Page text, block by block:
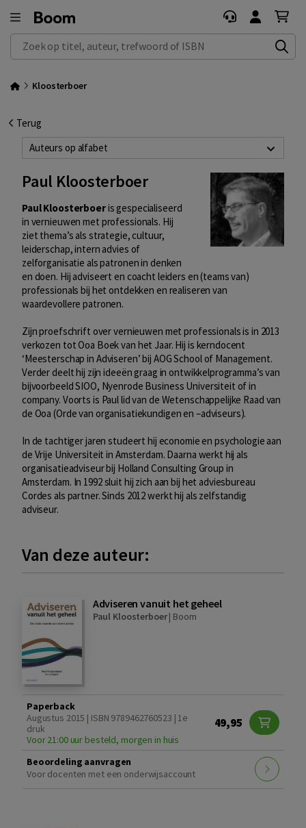
Zoek op titel, auteur, trefwoord of ISBN
Kloosterboer
Terug
Auteurs op alfabet
Paul Kloosterboer
Paul Kloosterboeris gespecialiseerd
in vernieuwen met professionals. Hij
ziet thema’s als strategie, cultuur,
leiderschap, intern advies of
zelforganisatie als patronen in denken
en doen. Hij adviseert en coacht leiders en (teams van)
professionals bij het ontdekken en realiseren van
waardevollere patronen.
Zijn proefschrift over vernieuwen met professionals is in 2013
verkozen tot Ooa Boek van het Jaar. Hij is kerndocent
‘Meesterschap in Adviseren’ bij AOG School of Management.
Verder deelt hij zijn ideeën graag in ontwikkelprogramma’s van
bijvoorbeeld SIOO, Nyenrode Business Universiteit of in
company. Voorts is Paul lid van de Wetenschappelijke Raad van
de Ooa (Orde van organisatiekundigen en –adviseurs).
In de tachtiger jaren studeert hij economie en psychologie aan
de Vrije Universiteit in Amsterdam. Daarna werkt hij als
organisatieadviseur bij Holland Consulting Group in
Amsterdam. In 1992 sluit hij zich aan bij het adviesbureau
Cordes als partner. Sinds 2012 werkt hij als zelfstandig
adviseur.
Van deze auteur:
Adviseren vanuit het geheel
Paul Kloosterboer| Boom
Paperback
Augustus 2015 | ISBN 9789462760523 | 1e
druk
Voor 21:00 uur besteld, morgen in huis
49,95
Beoordeling aanvragen
Voor docenten met een onderwijsaccount